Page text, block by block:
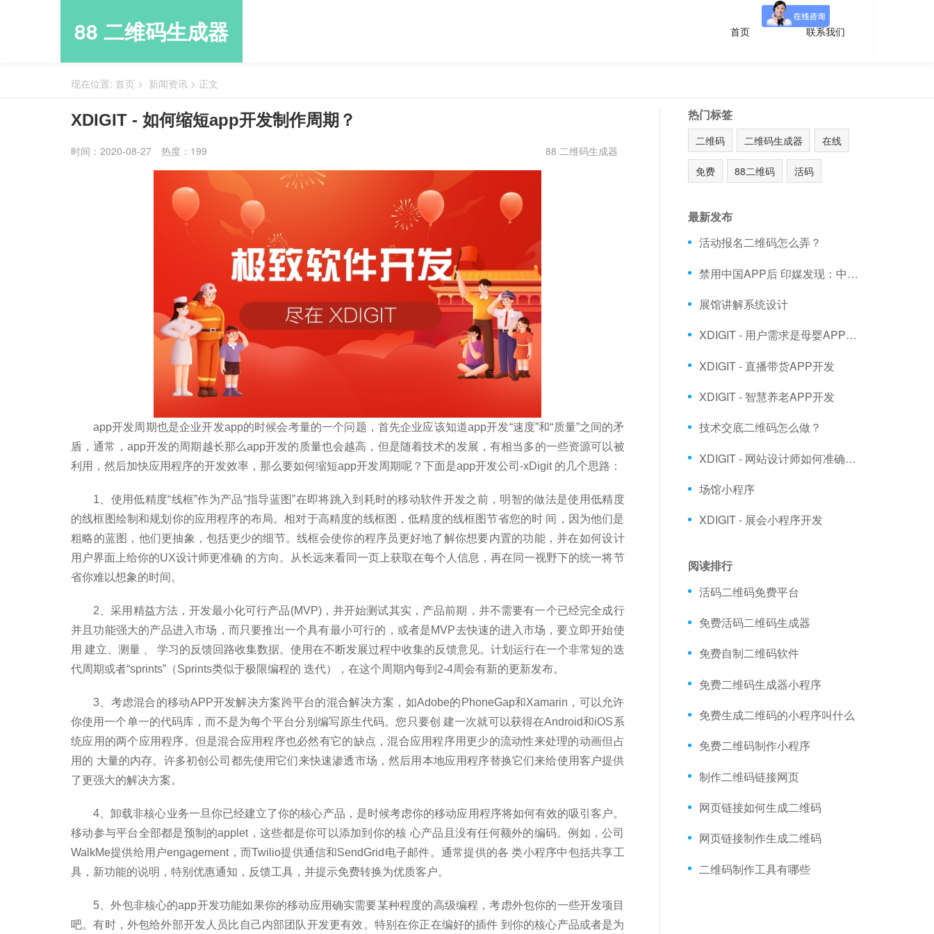
88 二维码生成器 首页 联系我们
现在位置: 首页 > 新闻资讯 > 正文
XDIGIT - 如何缩短app开发制作周期？
时间：2020-08-27 88 二维码生成器
热度：199
app开发周期也是企业开发app的时候会考量的一个问题，首先企业应该知道app开发“速度”和“质量”之间的矛
盾，通常，app开发的周期越长那么app开发的质量也会越高，但是随着技术的发展，有相当多的一些资源可以被
利用，然后加快应用程序的开发效率，那么要如何缩短app开发周期呢？下面是app开发公司-xDigit 的几个思路：
1、使用低精度“线框”作为产品“指导蓝图”在即将跳入到耗时的移动软件开发之前，明智的做法是使用低精度
的线框图绘制和规划你的应用程序的布局。相对于高精度的线框图，低精度的线框图节省您的时 间，因为他们是
粗略的蓝图，他们更抽象，包括更少的细节。线框会使你的程序员更好地了解你想要内置的功能，并在如何设计
用户界面上给你的UX设计师更准确 的方向。从长远来看同一页上获取在每个人信息，再在同一视野下的统一将节
省你难以想象的时间。
2、采用精益方法，开发最小化可行产品(MVP)，并开始测试其实，产品前期，并不需要有一个已经完全成行
并且功能强大的产品进入市场，而只要推出一个具有最小可行的，或者是MVP去快速的进入市场，要立即开始使
用 建立、测量 、 学习的反馈回路收集数据。使用在不断发展过程中收集的反馈意见。计划运行在一个非常短的迭
代周期或者“sprints”（Sprints类似于极限编程的 迭代），在这个周期内每到2-4周会有新的更新发布。
3、考虑混合的移动APP开发解决方案跨平台的混合解决方案，如Adobe的PhoneGap和Xamarin，可以允许
你使用一个单一的代码库，而不是为每个平台分别编写原生代码。您只要创 建一次就可以获得在Android和iOS系
统应用的两个应用程序。但是混合应用程序也必然有它的缺点，混合应用程序用更少的流动性来处理的动画但占
用的 大量的内存。许多初创公司都先使用它们来快速渗透市场，然后用本地应用程序替换它们来给使用客户提供
了更强大的解决方案。
4、卸载非核心业务一旦你已经建立了你的核心产品，是时候考虑你的移动应用程序将如何有效的吸引客户。
移动参与平台全部都是预制的applet，这些都是你可以添加到你的核 心产品且没有任何额外的编码。例如，公司
WalkMe提供给用户engagement，而Twilio提供通信和SendGrid电子邮件。通常提供的各 类小程序中包括共享工
具，新功能的说明，特别优惠通知，反馈工具，并提示免费转换为优质客户。
5、外包非核心的app开发功能如果你的移动应用确实需要某种程度的高级编程，考虑外包你的一些开发项目
吧。有时，外包给外部开发人员比自己内部团队开发更有效。特别在你正在编好的插件 到你的核心产品或者是为
热门标签
二维码 二维码生成器 在线
免费 88二维码 活码
最新发布
活动报名二维码怎么弄？
禁用中国APP后 印媒发现：中国手机在印销量不降反升
展馆讲解系统设计
XDIGIT - 用户需求是母婴APP开发市场的发展根本
XDIGIT - 直播带货APP开发
XDIGIT - 智慧养老APP开发
技术交底二维码怎么做？
XDIGIT - 网站设计师如何准确了解客户需求
场馆小程序
XDIGIT - 展会小程序开发
阅读排行
活码二维码免费平台
免费活码二维码生成器
免费自制二维码软件
免费二维码生成器小程序
免费生成二维码的小程序叫什么
免费二维码制作小程序
制作二维码链接网页
网页链接如何生成二维码
网页链接制作生成二维码
二维码制作工具有哪些